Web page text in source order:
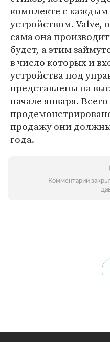
комплекте с
устройством. Valve,
сама она
будет, а этим
в число которых и
устройства под
представлены на
начале января.
продажу они
года.
Комментарии